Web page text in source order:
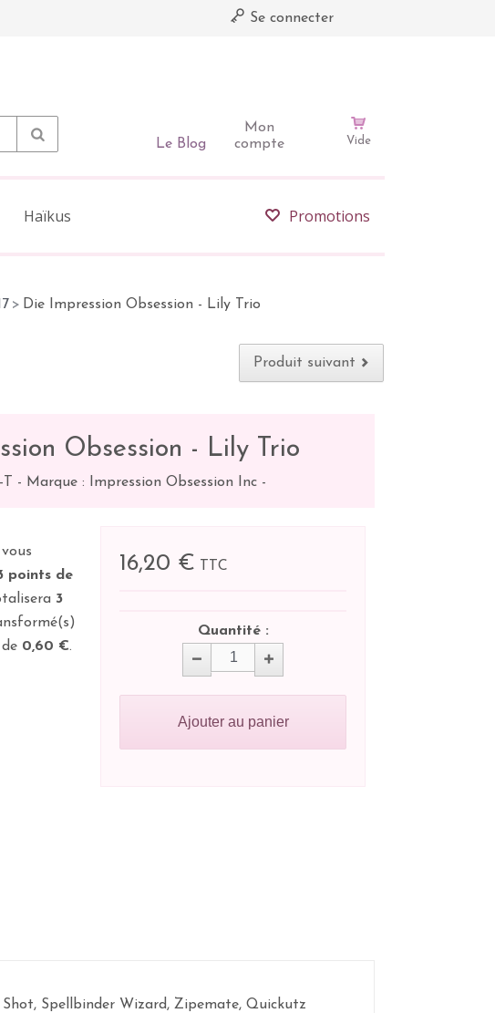
Se connecter
Mon
compte
Le Blog Vide
Promotions
Haïkus
> Die Impression Obsession - Lily Trio
Produit suivant
Obsession - Lily Trio
- Marque : Impression Obsession Inc -
points de
3
0,60 €.
16,20 € TTC
Quantité :
Ajouter au panier
Spellbinder Wizard, Zipemate, Quickutz